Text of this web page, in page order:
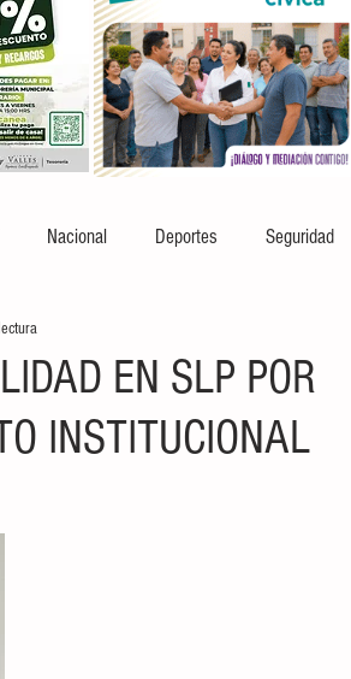
Nacional Deportes Seguridad
EN SLP POR
INSTITUCIONAL